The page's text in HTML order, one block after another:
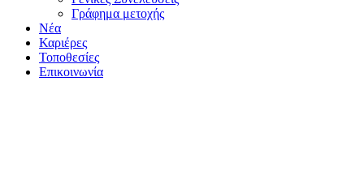
Γράφημα μετοχής
Νέα
Καριέρες
Τοποθεσίες
Επικοινωνία